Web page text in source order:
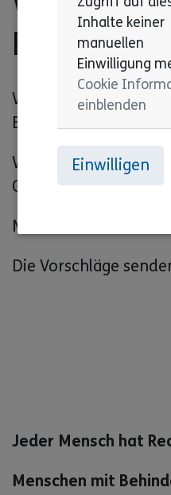
Bereich
Wir setzen uns für
Behinderung ein.
Wir schreiben
Gesetzen.
Manchmal
Die Vorschläge
Jeder Mensch hat
Menschen mit
Inhalte keiner
manuellen
Einwilligung
Cookie
einblenden
Einwilligen